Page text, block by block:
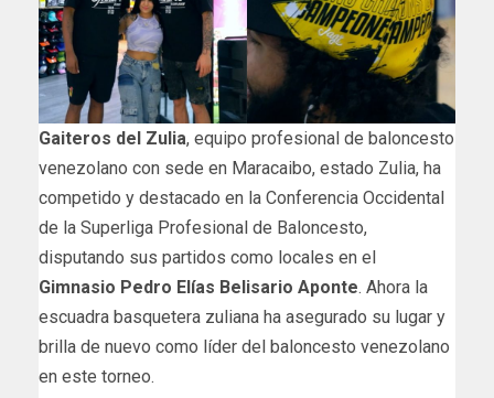
Gaiteros del Zulia, equipo profesional de baloncesto
venezolano con sede en Maracaibo, estado Zulia, ha
competido y destacado en la Conferencia Occidental
de la Superliga Profesional de Baloncesto,
disputando sus partidos como locales en el
Gimnasio Pedro Elías Belisario Aponte. Ahora la
escuadra basquetera zuliana ha asegurado su lugar y
brilla de nuevo como líder del baloncesto venezolano
en este torneo.